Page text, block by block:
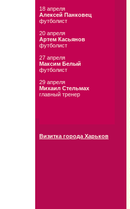
18 апреля
Алексей Панковец
футболист
20 апреля
Артем Касьянов
футболист
27 апреля
Максим Белый
футболист
29 апреля
Михаил Стельмах
главный тренер
Визитка города Харьков